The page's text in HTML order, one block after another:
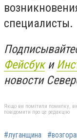
специалисты.
Фейсбуки
новости
Якщо ви помітили помилку,
повідомити про це редакцію
#луганщина